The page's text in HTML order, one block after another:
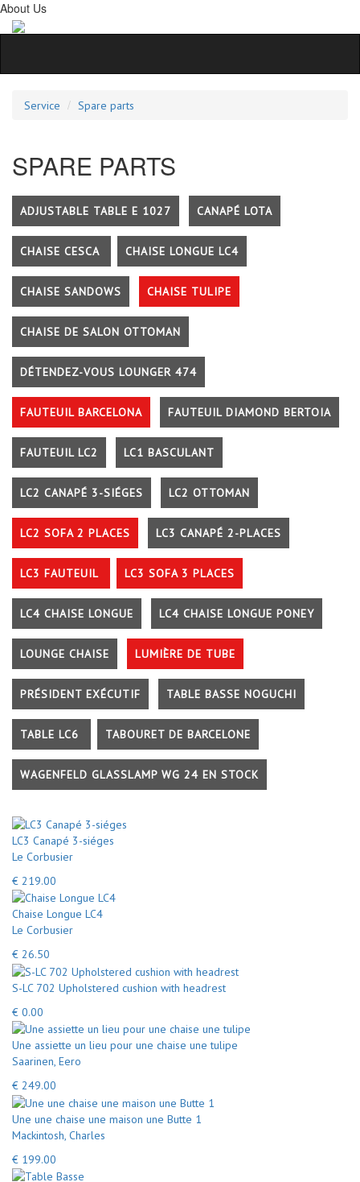
About Us
Service Spare parts
SPARE PARTS
ADJUSTABLE TABLE E 1027 CANAPÉ LOTA
CHAISE CESCA CHAISE LONGUE LC4
CHAISE SANDOWS CHAISE TULIPE
CHAISE DE SALON OTTOMAN
DÉTENDEZ-VOUS LOUNGER 474
FAUTEUIL BARCELONA FAUTEUIL DIAMOND BERTOIA
FAUTEUIL LC2 LC1 BASCULANT
LC2 CANAPÉ 3-SIÉGES LC2 OTTOMAN
LC2 SOFA 2 PLACES LC3 CANAPÉ 2-PLACES
LC3 FAUTEUIL LC3 SOFA 3 PLACES
LC4 CHAISE LONGUE LC4 CHAISE LONGUE PONEY
LOUNGE CHAISE LUMIÈRE DE TUBE
PRÉSIDENT EXÉCUTIF TABLE BASSE NOGUCHI
TABLE LC6 TABOURET DE BARCELONE
WAGENFELD GLASSLAMP WG 24 EN STOCK
LC3 Canapé 3-siéges
Le Corbusier
€ 219.00
Chaise Longue LC4
Le Corbusier
€ 26.50
S-LC 702 Upholstered cushion with headrest
€ 0.00
Une assiette un lieu pour une chaise une tulipe
Saarinen, Eero
€ 249.00
Une une chaise une maison une Butte 1
Mackintosh, Charles
€ 199.00